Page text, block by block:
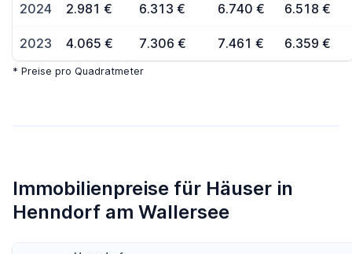
2024 2.981 € 6.313 € 6.740 € 6.518 €
2023 4.065 € 7.306 € 7.461 € 6.359 €
* Preise pro Quadratmeter
Immobilienpreise für Häuser in
Henndorf am Wallersee